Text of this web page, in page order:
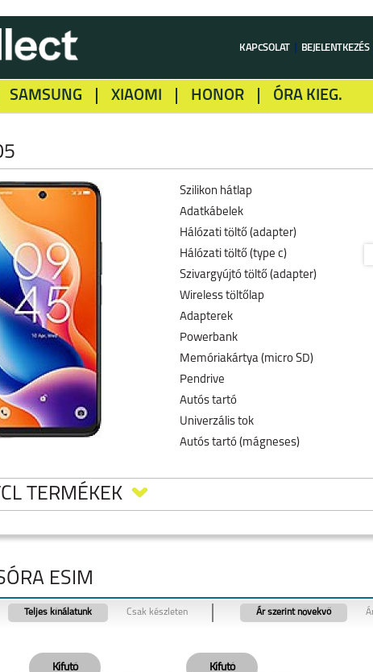
KAPCSOLAT BEJELENTKEZÉS
SAMSUNG XIAOMI HONOR ÓRA KIEG.
Szilikon hátlap
Adatkábelek
Hálózati töltő (adapter)
Hálózati töltő (type c)
Szivargyújtó töltő (adapter)
Wireless töltőlap
Adapterek
Powerbank
Memóriakártya (micro SD)
Pendrive
Autós tartó
Univerzális tok
Autós tartó (mágneses)
TERMÉKEK
TCL 505 TCL 20 SE
ESIM
Teljes kínálatunk Csak készleten Ár szerint növekvő